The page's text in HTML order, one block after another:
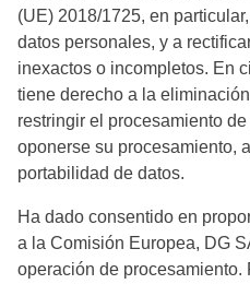
(UE) 2018/1725, en
datos personales, y a
inexactos o incompletos. En
tiene derecho a la
restringir el procesamiento
oponerse su procesamiento,
portabilidad de datos.
Ha dado consentido en
a la Comisión Europea, DG
operación de procesamiento.